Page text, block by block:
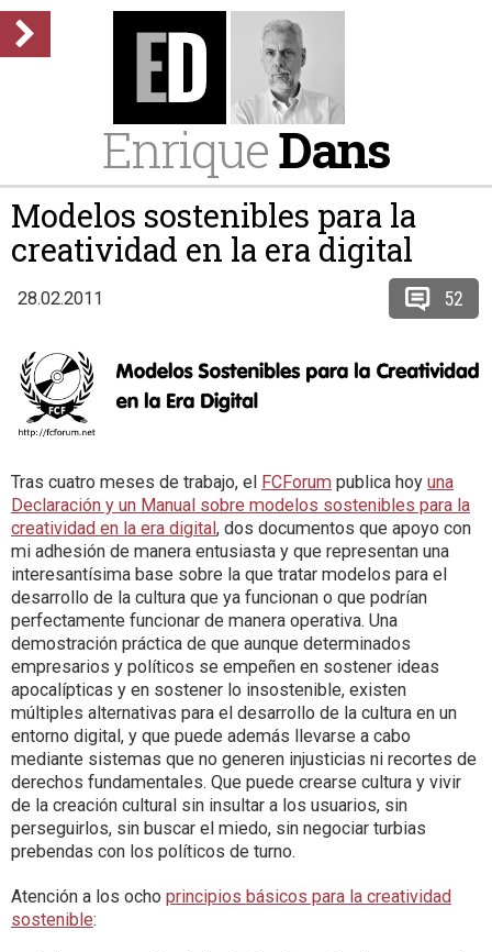
EnriqueDans
Modelos sostenibles para la
creatividad en la era digital
28.02.2011 52
Tras cuatro meses de trabajo, el FCForum publica hoy una
Declaración y un Manual sobre modelos sostenibles para la
creatividad en la era digital, dos documentos que apoyo con
mi adhesión de manera entusiasta y que representan una
interesantísima base sobre la que tratar modelos para el
desarrollo de la cultura que ya funcionan o que podrían
perfectamente funcionar de manera operativa. Una
demostración práctica de que aunque determinados
empresarios y políticos se empeñen en sostener ideas
apocalípticas y en sostener lo insostenible, existen
múltiples alternativas para el desarrollo de la cultura en un
entorno digital, y que puede además llevarse a cabo
mediante sistemas que no generen injusticias ni recortes de
derechos fundamentales. Que puede crearse cultura y vivir
de la creación cultural sin insultar a los usuarios, sin
perseguirlos, sin buscar el miedo, sin negociar turbias
prebendas con los políticos de turno.
Atención a los ocho principios básicos para la creatividad
sostenible: